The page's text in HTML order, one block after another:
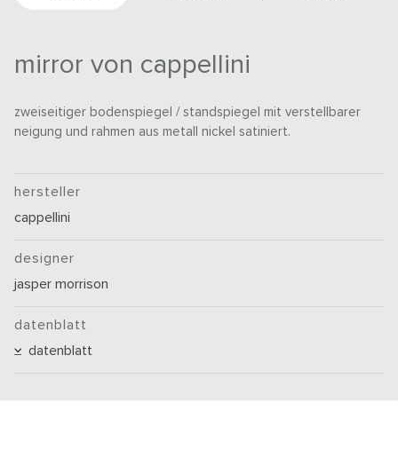
mirror von cappellini
zweiseitiger bodenspiegel / standspiegel mit verstellbarer
neigung und rahmen aus metall nickel satiniert.
hersteller
cappellini
designer
jasper morrison
datenblatt
datenblatt